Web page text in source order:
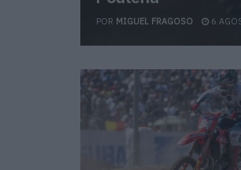
POR MIGUEL FRAGOSO 6